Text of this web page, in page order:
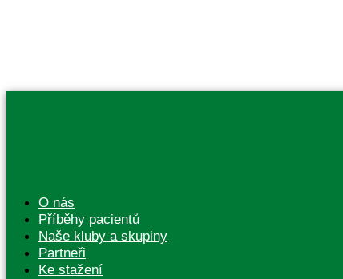
O nás
Příběhy pacientů
Naše kluby a skupiny
Partneři
Ke stažení